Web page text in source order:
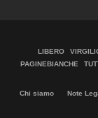
LIBERO
PAGINEBIANCHE
Chi siamo Note